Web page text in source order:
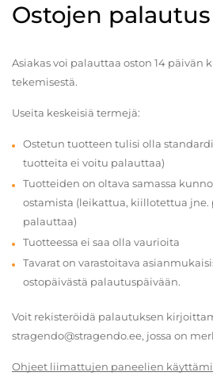
Ostojen palautus
Asiakas voi palauttaa oston 14 päivän
tekemisestä.
Useita keskeisiä termejä:
Ostetun tuotteen tulisi olla
tuotteita ei voitu palauttaa)
Tuotteiden on oltava samassa
ostamista (leikattua, kiillotettua jne.
palauttaa)
Tuotteessa ei saa olla vaurioita
Tavarat on varastoitava
ostopäivästä palautuspäivään.
Voit rekisteröidä palautuksen
stragendo@stragendo.ee, jossa on
Ohjeet liimattujen paneelien